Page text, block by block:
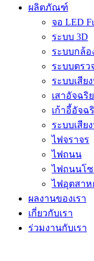
ผลิตภัณฑ์
จอ LED
ระบบ 3D
ระบบกล้อ
ระบบตร
ระบบเสีย
เสาอัจฉริ
เก้าอี้อัจฉ
ระบบเสีย
ไฟจราจร
ไฟถนน
ไฟถนนโซ
ไฟอุตสาห
ผลงานของเรา
เกี่ยวกับเรา
ร่วมงานกับเรา